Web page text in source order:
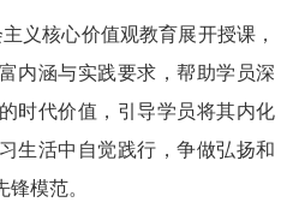
义核心价值观教育展开授课，
内涵与实践要求，帮助学员深
时代价值，引导学员将其内化
生活中自觉践行，争做弘扬和
模范。